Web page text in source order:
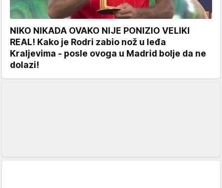
NIKO NIKADA OVAKO NIJE PONIZIO VELIKI
REAL! Kako je Rodri zabio nož u leđa
Kraljevima - posle ovoga u Madrid bolje da ne
dolazi!